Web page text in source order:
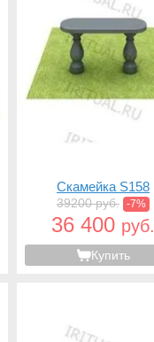
Скамейка S158
39200 руб. -7%
36 400 руб.
Купить